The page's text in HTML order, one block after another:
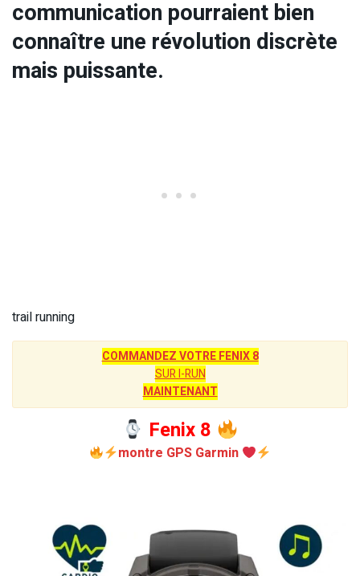
communication pourraient bien
connaître une révolution discrète
mais puissante.
trail running
COMMANDEZ VOTRE FENIX 8
SUR I-RUN
MAINTENANT
Fenix 8
montre GPS Garmin